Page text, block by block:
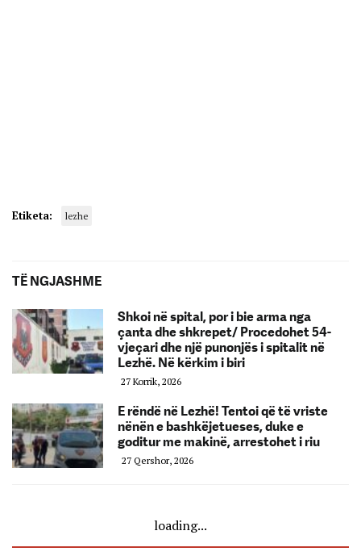
Etiketa: lezhe
TË NGJASHME
Shkoi në spital, por i bie arma nga
çanta dhe shkrepet/ Procedohet 54-
vjeçari dhe një punonjës i spitalit në
Lezhë. Në kërkim i biri
27 Korrik, 2026
E rëndë në Lezhë! Tentoi që të vriste
nënën e bashkëjetueses, duke e
goditur me makinë, arrestohet i riu
27 Qershor, 2026
loading...